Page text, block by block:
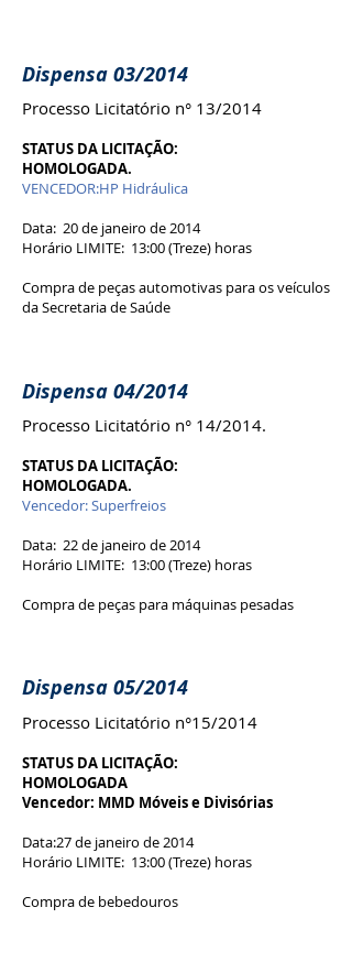
Dispensa 03/2014
Processo Licitatório n° 13/2014
STATUS DA LICITAÇÃO:
HOMOLOGADA.
VENCEDOR:HP Hidráulica
Data: 20 de janeiro de 2014
Horário LIMITE: 13:00 (Treze) horas
Compra de peças automotivas para os veículos
da Secretaria de Saúde
Dispensa 04/2014
Processo Licitatório n° 14/2014.
STATUS DA LICITAÇÃO:
HOMOLOGADA.
Vencedor: Superfreios
Data: 22 de janeiro de 2014
Horário LIMITE: 13:00 (Treze) horas
Compra de peças para máquinas pesadas
Dispensa 05/2014
Processo Licitatório n°15/2014
STATUS DA LICITAÇÃO:
HOMOLOGADA
Vencedor: MMD Móveis e Divisórias
Data:27 de janeiro de 2014
Horário LIMITE: 13:00 (Treze) horas
Compra de bebedouros